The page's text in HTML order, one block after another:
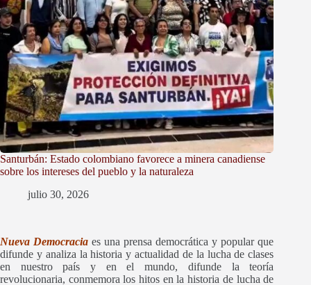
Santurbán: Estado colombiano favorece a minera canadiense
sobre los intereses del pueblo y la naturaleza
julio 30, 2026
Nueva Democracia es una prensa democrática y popular que
difunde y analiza la historia y actualidad de la lucha de clases
en nuestro país y en el mundo, difunde la teoría
revolucionaria, conmemora los hitos en la historia de lucha de